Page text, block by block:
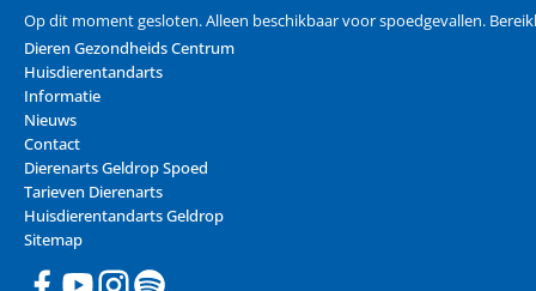
Op dit moment gesloten. Alleen beschikbaar voor spoedgevallen.
Dieren Gezondheids Centrum
Huisdierentandarts
Informatie
Nieuws
Contact
Dierenarts Geldrop Spoed
Tarieven Dierenarts
Huisdierentandarts Geldrop
Sitemap